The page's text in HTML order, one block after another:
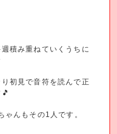
積み重ねていくうちに
初見で音符を読んで正
んもその1人です。